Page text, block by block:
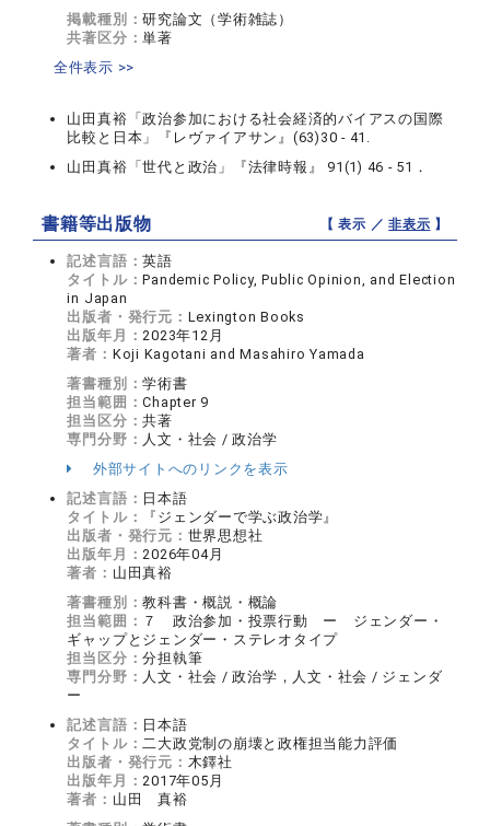
掲載種別：研究論文（学術雑誌）
共著区分：単著
全件表示 >>
山田真裕「政治参加における社会経済的バイアスの国際
比較と日本」『レヴァイアサン』(63)30 - 41.
山田真裕「世代と政治」『法律時報』 91(1) 46 - 51．
書籍等出版物 【 表示 ／非表示 】
記述言語：英語
タイトル：Pandemic Policy, Public Opinion, and Election
in Japan
出版者・発行元： Lexington Books
出版年月：2023年12月
著者： Koji Kagotani and Masahiro Yamada
著書種別：学術書
担当範囲：Chapter 9
担当区分：共著
専門分野： 人文・社会 / 政治学
外部サイトへのリンクを表示
記述言語： 日本語
タイトル：
『ジェンダーで学ぶ政治学』
出版者・発行元： 世界思想社
出版年月：2026年04月
著者： 山田真裕
著書種別：教科書・概説・概論
担当範囲： ７ 政治参加・投票行動 ー ジェンダー・
ギャップとジェンダー・ステレオタイプ
担当区分：分担執筆
専門分野： 人文・社会 / 政治学，人文・社会 / ジェンダ
ー
記述言語： 日本語
タイトル：二大政党制の崩壊と政権担当能力評価
出版者・発行元： 木鐸社
出版年月：2017年05月
著者： 山田 真裕